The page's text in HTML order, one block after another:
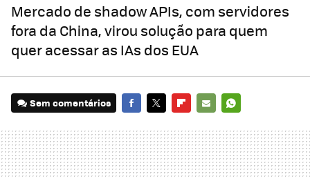
Mercado de shadow APIs, com servidores
fora da China, virou solução para quem
quer acessar as IAs dos EUA
Sem comentários
MAIL